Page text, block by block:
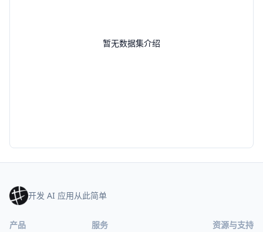
暂无数据集介绍
开发 AI 应用从此简单
产品 服务 资源与支持